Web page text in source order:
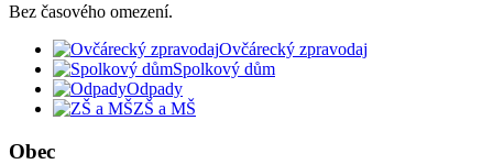
Bez časového omezení.
Ovčárecký zpravodaj
Spolkový dům
Odpady
ZŠ a MŠ
Obec